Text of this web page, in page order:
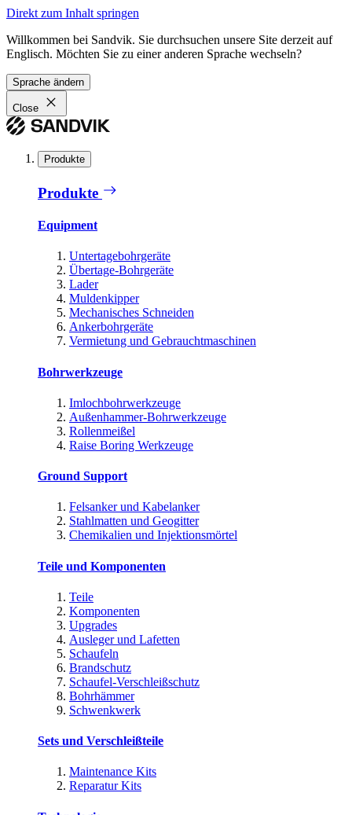
Direkt zum Inhalt springen
Willkommen bei Sandvik. Sie durchsuchen unsere Site derzeit auf
Englisch. Möchten Sie zu einer anderen Sprache wechseln?
Sprache ändern
Close
Produkte
Produkte
Equipment
Untertagebohrgeräte
Übertage-Bohrgeräte
Lader
Muldenkipper
Mechanisches Schneiden
Ankerbohrgeräte
Vermietung und Gebrauchtmaschinen
Bohrwerkzeuge
Imlochbohrwerkzeuge
Außenhammer-Bohrwerkzeuge
Rollenmeißel
Raise Boring Werkzeuge
Ground Support
Felsanker und Kabelanker
Stahlmatten und Geogitter
Chemikalien und Injektionsmörtel
Teile und Komponenten
Teile
Komponenten
Upgrades
Ausleger und Lafetten
Schaufeln
Brandschutz
Schaufel-Verschleißschutz
Bohrhämmer
Schwenkwerk
Sets und Verschleißteile
Maintenance Kits
Reparatur Kits